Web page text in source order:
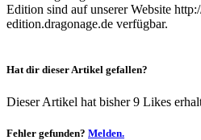
Edition sind auf unserer Website
edition.dragonage.de verfügbar.
Hat dir dieser Artikel gefallen?
Dieser Artikel hat bisher 9 Likes
Fehler gefunden? Melden.